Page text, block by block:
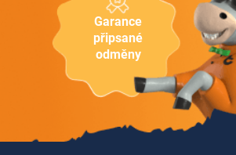
Garance
připsané
odměny